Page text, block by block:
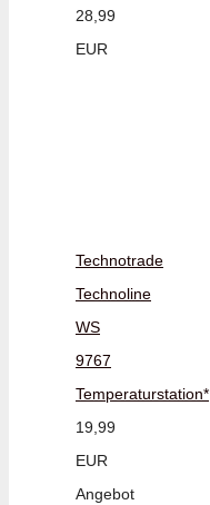
28,99
EUR
Technotrade
Technoline
WS
9767
Temperaturstation*
19,99
EUR
Angebot